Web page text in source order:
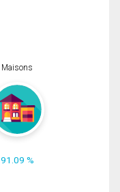
Maisons
91.09 %